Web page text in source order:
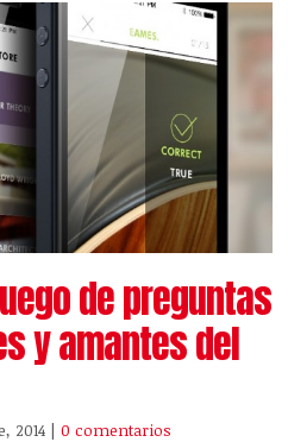
de preguntas
y amantes del
2014 |0 comentarios